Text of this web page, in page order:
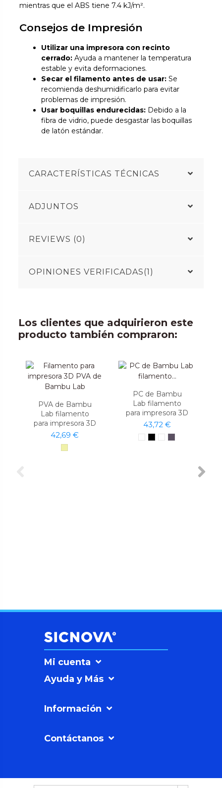
mientras que el ABS tiene 7.4 kJ/m².
Consejos de Impresión
Utilizar una impresora con recinto
cerrado: Ayuda a mantener la temperatura
estable y evita deformaciones.
Secar el filamento antes de usar: Se
recomienda deshumidificarlo para evitar
problemas de impresión.
Usar boquillas endurecidas: Debido a la
fibra de vidrio, puede desgastar las boquillas
de latón estándar.
CARACTERÍSTICAS TÉCNICAS
ADJUNTOS
REVIEWS (0)
OPINIONES VERIFICADAS(1)
Los clientes que adquirieron este
producto también compraron:
PVA de Bambu
Lab filamento
para impresora 3D
42,69 €
PC de Bambu
Lab filamento
para impresora 3D
43,72 €
Mi cuenta
Ayuda y Más
Información
Contáctanos